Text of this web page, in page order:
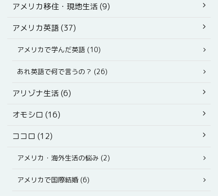
アメリカ移住・現地生活 (9)
アメリカ英語 (37)
アメリカで学んだ英語 (10)
あれ英語で何で言うの？ (26)
アリゾナ生活 (6)
オモシロ (16)
ココロ (12)
アメリカ・海外生活の悩み (2)
アメリカで国際結婚 (6)